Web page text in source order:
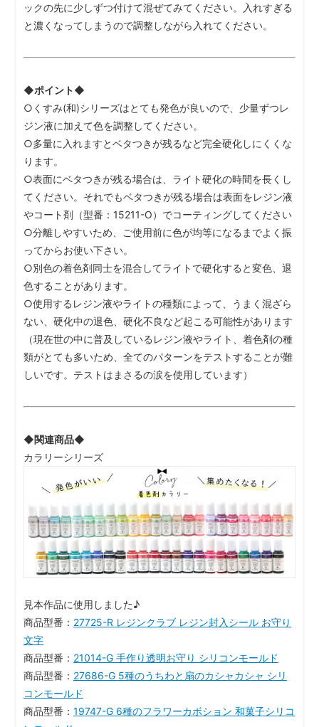
ックの先に少しずつ付けて混ぜてみてください。入れすぎる
と濃くなってしまうので調整しながら入れてください。
◆ポイント◆
○くすみ(和)シリーズはとても発色が良いので、少量ずつレ
ジン液に加えて色を調整してください。
○多量に入れますとベタつきが残るなど完全硬化しにくくな
ります。
○表面にベタつきが残る場合は、ライト硬化の時間を長くし
てください。それでもベタつきが残る場合は表面をレジン液
やコート剤（型番：15211-O）でコーティングしてください
○分離しやすいため、ご使用前に色が均等になるまでよく振
ってからお使い下さい。
○別色の着色剤同士を混合してライトで硬化すると変色、退
色することがあります。
○使用するレジン液やライトの種類によって、うまく混ざら
ない、硬化中の退色、硬化不良など起こる可能性があります
（現在世の中に普及しているレジン液やライト、着色剤の種
類がとても多いため、全てのパターンをテストすることが難
しいです。テストはまさるの涙を使用しています）
◆関連商品◆
カラリーシリーズ
見本作品に使用しました♪
商品型番： 27725-R レジンクラブ レジン封入シール お守り
文字
商品型番： 21014-G 手作り透明お守り シリコンモールド
商品型番： 27686-G 5種のうちわと扇のカシャカシャ シリ
コンモールド
商品型番： 19747-G 6種のフラワーカボション 和菓子シリコ